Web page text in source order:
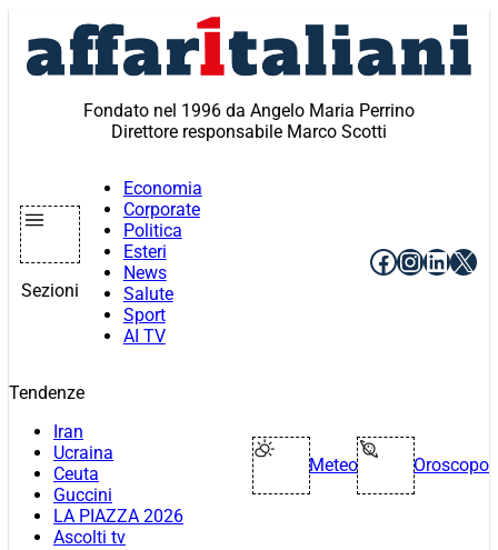
contenuto
Fondato nel 1996 da Angelo Maria Perrino
Direttore responsabile Marco Scotti
Sezioni
Economia
Corporate
Politica
Esteri
News
Salute
Sport
AI TV
Facebook
X
Tendenze
Iran
Ucraina
Ceuta
Guccini
LA PIAZZA 2026
Ascolti tv
Meteo Oroscopo